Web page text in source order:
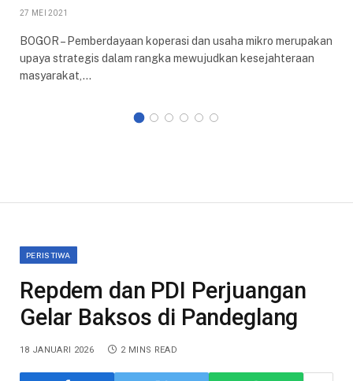
27 MEI 2021
BOGOR – Pemberdayaan koperasi dan usaha mikro merupakan
upaya strategis dalam rangka mewujudkan kesejahteraan
masyarakat,…
PERISTIWA
Repdem dan PDI Perjuangan
Gelar Baksos di Pandeglang
18 JANUARI 2026 2 MINS READ